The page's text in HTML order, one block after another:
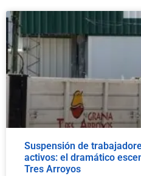
Suspensión de
activos: el dramático
Tres Arroyos